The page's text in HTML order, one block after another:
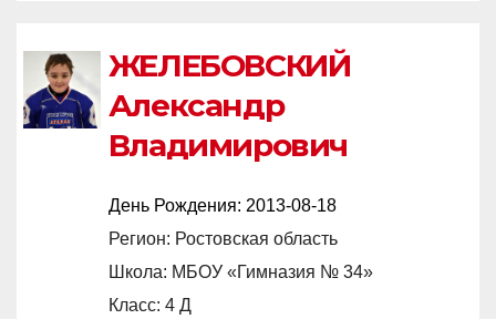
ЖЕЛЕБОВСКИЙ
Александр
Владимирович
День Рождения: 2013-08-18
Регион: Ростовская область
Школа: МБОУ «Гимназия № 34»
Класс: 4 Д